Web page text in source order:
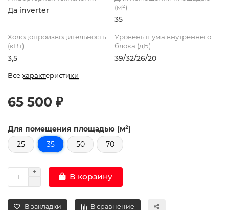
Да inverter
(м²)
35
Холодопроизводительность
(кВт)
3,5
Уровень шума внутреннего
блока (дБ)
39/32/26/20
Все характеристики
65 500 ₽
Для помещения площадью (м²)
25
35 50 70
В корзину
В закладки В сравнение